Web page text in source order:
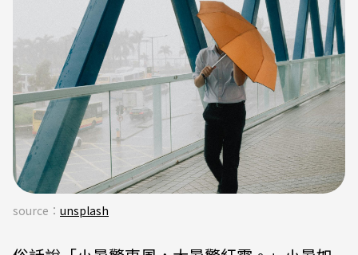
source： unsplash